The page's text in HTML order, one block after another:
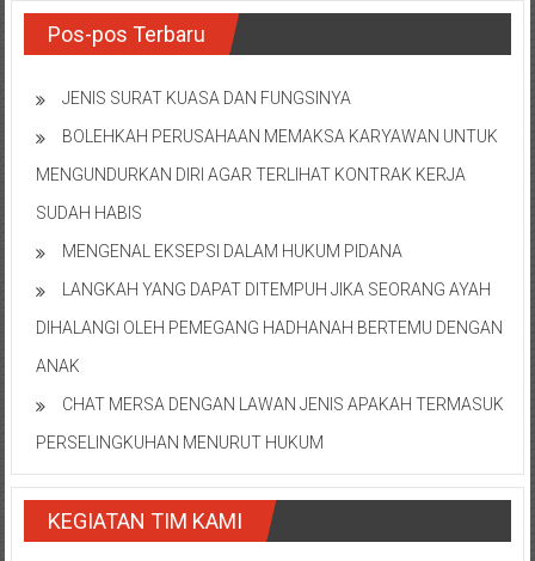
Timur/
Kalimantan
Samarinda/Jawa
Barat/
Timur/
Terdekat
Pos-pos Terbaru
JENIS SURAT KUASA DAN FUNGSINYA
BOLEHKAH PERUSAHAAN MEMAKSA KARYAWAN UNTUK
MENGUNDURKAN DIRI AGAR TERLIHAT KONTRAK KERJA
SUDAH HABIS
MENGENAL EKSEPSI DALAM HUKUM PIDANA
LANGKAH YANG DAPAT DITEMPUH JIKA SEORANG AYAH
DIHALANGI OLEH PEMEGANG HADHANAH BERTEMU DENGAN
ANAK
CHAT MERSA DENGAN LAWAN JENIS APAKAH TERMASUK
PERSELINGKUHAN MENURUT HUKUM
KEGIATAN TIM KAMI